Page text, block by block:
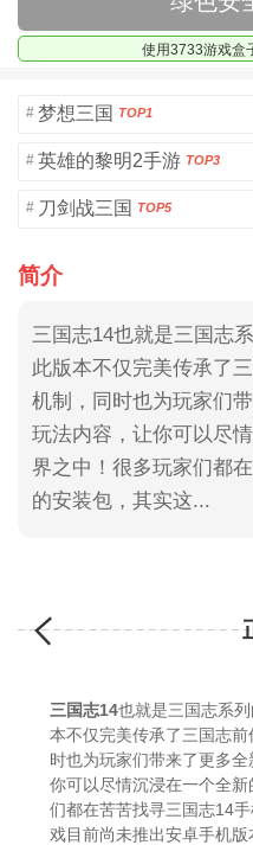
使用3733游戏盒
# 梦想三国 TOP1
# 英雄的黎明2手游 TOP3
# 刀剑战三国 TOP5
简介
三国志14也就是三国志
此版本不仅完美传承了
机制，同时也为玩家们
玩法内容，让你可以尽
界之中！很多玩家们都
的安装包，其实这...
三国志14也就是三国志系
本不仅完美传承了三国志
时也为玩家们带来了更多
你可以尽情沉浸在一个全
们都在苦苦找寻三国志14
戏目前尚未推出安卓手机